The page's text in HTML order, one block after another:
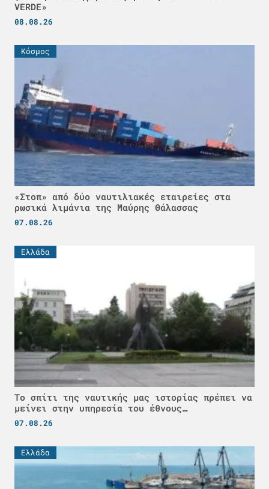
VERDE»
08.08.26
Κόσμος
«Στοπ» από δύο ναυτιλιακές εταιρείες στα
ρωσικά λιμάνια της Μαύρης Θάλασσας
07.08.26
Ελλάδα
Το σπίτι της ναυτικής μας ιστορίας πρέπει να
μείνει στην υπηρεσία του έθνους…
07.08.26
Ελλάδα